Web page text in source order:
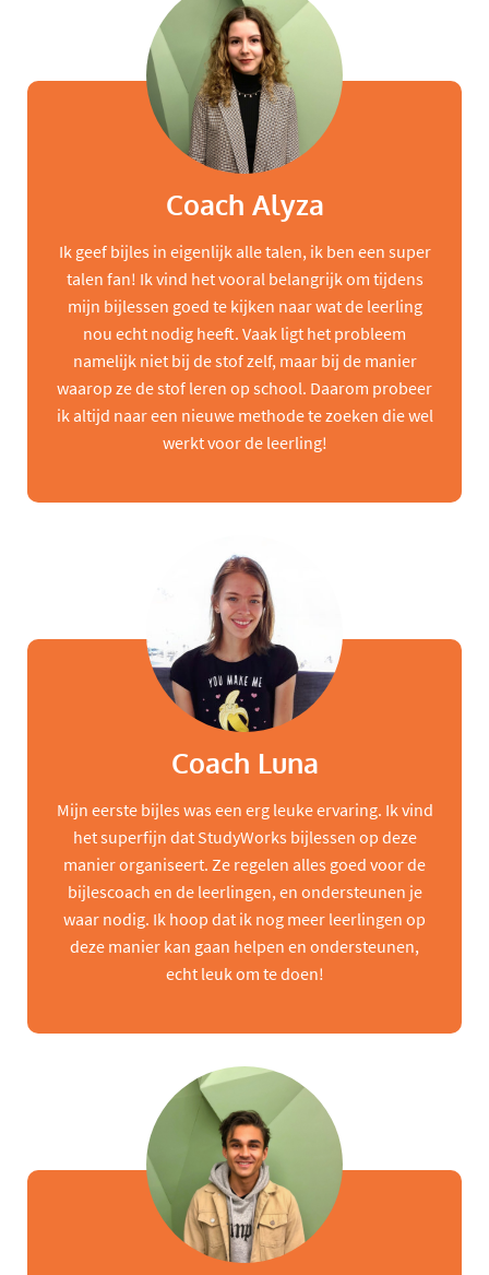
Coach Alyza
Ik geef bijles in eigenlijk alle talen, ik ben een super
talen fan! Ik vind het vooral belangrijk om tijdens
mijn bijlessen goed te kijken naar wat de leerling
nou echt nodig heeft. Vaak ligt het probleem
namelijk niet bij de stof zelf, maar bij de manier
waarop ze de stof leren op school. Daarom probeer
ik altijd naar een nieuwe methode te zoeken die wel
werkt voor de leerling!
Coach Luna
Mijn eerste bijles was een erg leuke ervaring. Ik vind
het superfijn dat StudyWorks bijlessen op deze
manier organiseert. Ze regelen alles goed voor de
bijlescoach en de leerlingen, en ondersteunen je
waar nodig. Ik hoop dat ik nog meer leerlingen op
deze manier kan gaan helpen en ondersteunen,
echt leuk om te doen!